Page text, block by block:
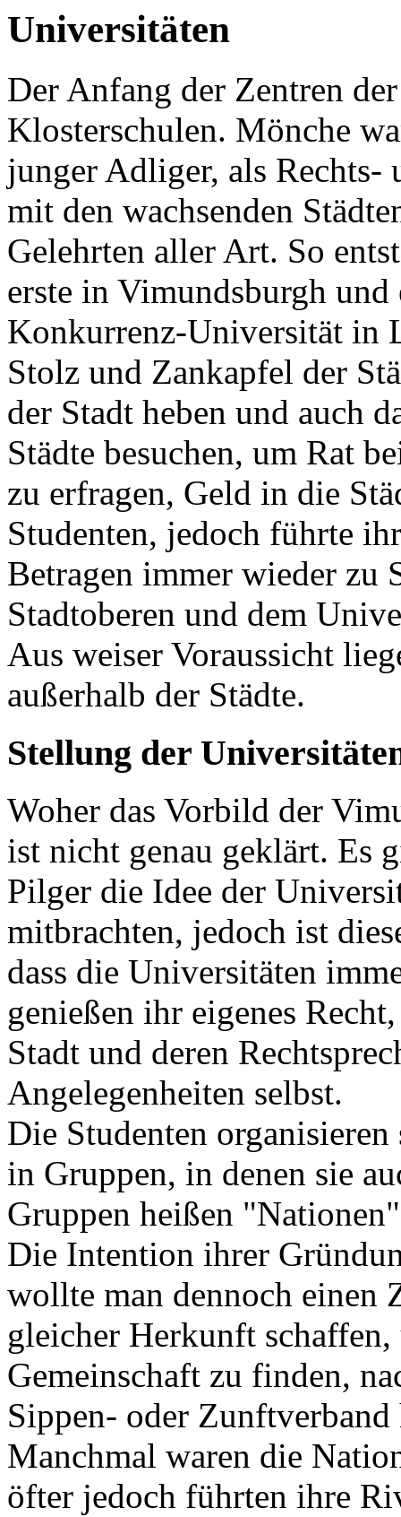
Universitäten
Der Anfang der Zentren
Klosterschulen. Mönche
junger Adliger, als
mit den wachsenden
Gelehrten aller Art. So
erste in Vimundsburgh
Konkurrenz-Universität in
Stolz und Zankapfel der
der Stadt heben und auch
Städte besuchen, um Rat
zu erfragen, Geld in die
Studenten, jedoch führte
Betragen immer wieder zu
Stadtoberen und dem
Aus weiser Voraussicht
außerhalb der Städte.
Stellung der
Woher das Vorbild der
ist nicht genau geklärt. Es
Pilger die Idee der
mitbrachten, jedoch ist
dass die Universitäten
genießen ihr eigenes
Stadt und deren
Angelegenheiten selbst.
Die Studenten
in Gruppen, in denen sie
Gruppen heißen
Die Intention ihrer
wollte man dennoch einen
gleicher Herkunft
Gemeinschaft zu finden,
Sippen- oder Zunftverband
Manchmal waren die
öfter jedoch führten ihre